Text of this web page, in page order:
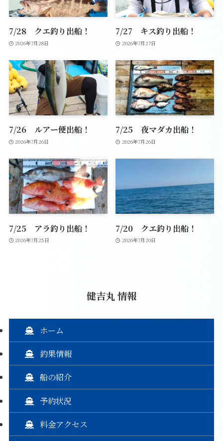
7/28 クエ釣り出船！
2026年7月28日
7/27 キス釣り出船！
2026年7月27日
7/26 ルアー便出船！
2026年7月26日
7/25 夜マダカ出船！
2026年7月26日
7/25 アラ釣り出船！
2026年7月25日
7/20 クエ釣り出船！
2026年7月20日
健吉丸 情報
ホーム
釣果情報
船の紹介
予約状況
料金アクセス